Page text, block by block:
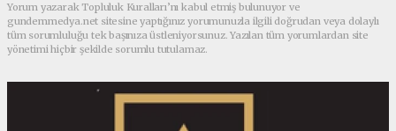
Yorum yazarak Topluluk Kuralları’nı kabul etmiş bulunuyor ve
gundemmedya.net sitesine yaptığınız yorumunuzla ilgili doğrudan veya dolaylı
tüm sorumluluğu tek başınıza üstleniyorsunuz. Yazılan tüm yorumlardan site
yönetimi hiçbir şekilde sorumlu tutulamaz.